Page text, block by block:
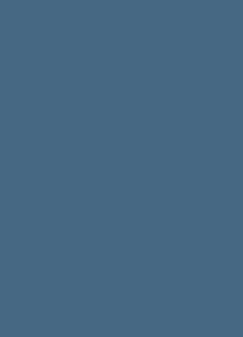
Laukinės
Netauriųjų
Saugomų
Medžioklės
Žmonių palaikų
Reklamos
Anglies